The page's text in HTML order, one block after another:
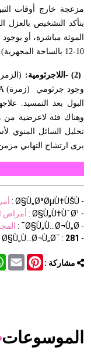
مزعجة خارج أوقات
يتأكد التشخيص بالعزل
الموثة مباشرة، أو
10-12 بالساحة المجهرية). العلاج بالصادات لفترة لا تقل عن الشهرين
- (2) اللاجرثومية:
وجود جرثومي (زمرة(
البول بعد التمسيد.
وهناك فئة لاعرضية من
تحليل السائل المنوي
يرى ارتشاح التهابي مزمن
- Ø§Ù„ØªØµÙ†ÙŠÙ :
- Ø§Ù„Ù†ÙˆØ¹ :
أمراض
- Ø§Ù„Ù…Ø¬Ù„Ø¯ :
- Ø±Ù‚Ù… Ø§Ù„ØµÙØ­Ø© Ø¶Ù…Ù† Ø§Ù„Ù…Ø¬Ù„Ø¯ :
281
مشاركة : Email
Pinterest
الموسوعات